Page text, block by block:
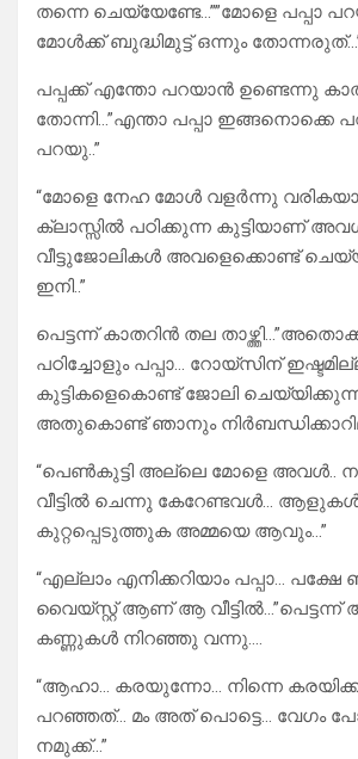
തന്നെ ചെയ്യേണ്ടേ…””മോളെ പപ്പാ
മോൾക്ക് ബുദ്ധിമുട്ട് ഒന്നും
പപ്പക്ക് എന്തോ പറയാൻ ഉണ്ടെന്നു
തോന്നി…”എന്താ പപ്പാ ഇങ്ങനൊക്കെ
പറയു..”
“മോളെ നേഹ മോൾ വളർന്നു
ക്ലാസ്സിൽ പഠിക്കുന്ന കുട്ടിയാണ്
വീട്ടുജോലികൾ അവളെക്കൊണ്ട്
ഇനി..”
പെട്ടന്ന് കാതറിൻ തല
പഠിച്ചോളും പപ്പാ… റോയ്‌സിന്
കുട്ടികളെകൊണ്ട് ജോലി
അതുകൊണ്ട് ഞാനും
“പെൺകുട്ടി അല്ലെ മോളെ അവൾ..
വീട്ടിൽ ചെന്നു കേറേണ്ടവൾ…
കുറ്റപ്പെടുത്തുക അമ്മയെ ആവും…”
“എല്ലാം എനിക്കറിയാം പപ്പാ…
വൈയ്സ്റ്റ് ആണ് ആ
കണ്ണുകൾ നിറഞ്ഞു വന്നു….
“ആഹാ… കരയുന്നോ… നിന്നെ
പറഞ്ഞത്… മം അത് പൊട്ടെ… വേഗം
നമുക്ക്…”